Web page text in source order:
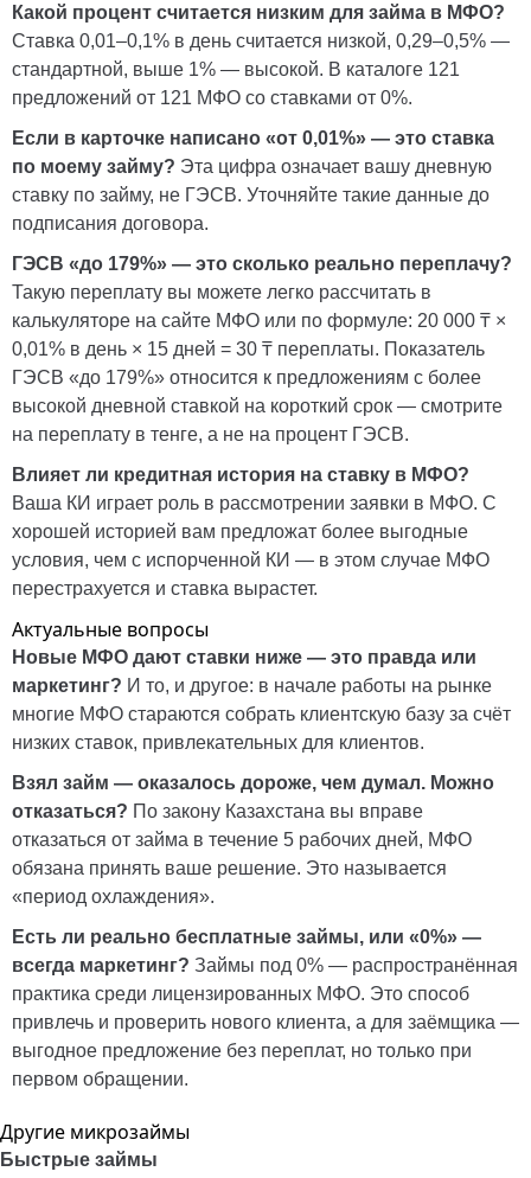
Какой процент считается низким для займа в МФО?
Ставка 0,01–0,1% в день считается низкой, 0,29–0,5% —
стандартной, выше 1% — высокой. В каталоге 121
предложений от 121 МФО со ставками от 0%.
Если в карточке написано «от 0,01%» — это ставка
по моему займу? Эта цифра означает вашу дневную
ставку по займу, не ГЭСВ. Уточняйте такие данные до
подписания договора.
ГЭСВ «до 179%» — это сколько реально переплачу?
Такую переплату вы можете легко рассчитать в
калькуляторе на сайте МФО или по формуле: 20 000 ₸ ×
0,01% в день × 15 дней = 30 ₸ переплаты. Показатель
ГЭСВ «до 179%» относится к предложениям с более
высокой дневной ставкой на короткий срок — смотрите
на переплату в тенге, а не на процент ГЭСВ.
Влияет ли кредитная история на ставку в МФО?
Ваша КИ играет роль в рассмотрении заявки в МФО. С
хорошей историей вам предложат более выгодные
условия, чем с испорченной КИ — в этом случае МФО
перестрахуется и ставка вырастет.
Актуальные вопросы
Новые МФО дают ставки ниже — это правда или
маркетинг? И то, и другое: в начале работы на рынке
многие МФО стараются собрать клиентскую базу за счёт
низких ставок, привлекательных для клиентов.
Взял займ — оказалось дороже, чем думал. Можно
отказаться? По закону Казахстана вы вправе
отказаться от займа в течение 5 рабочих дней, МФО
обязана принять ваше решение. Это называется
«период охлаждения».
Есть ли реально бесплатные займы, или «0%» —
всегда маркетинг? Займы под 0% — распространённая
практика среди лицензированных МФО. Это способ
привлечь и проверить нового клиента, а для заёмщика —
выгодное предложение без переплат, но только при
первом обращении.
Другие микрозаймы
Быстрые займы